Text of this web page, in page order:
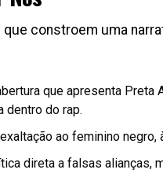
que constroem uma
que apresenta Preta
dentro do rap.
ao feminino
direta a falsas alianças,